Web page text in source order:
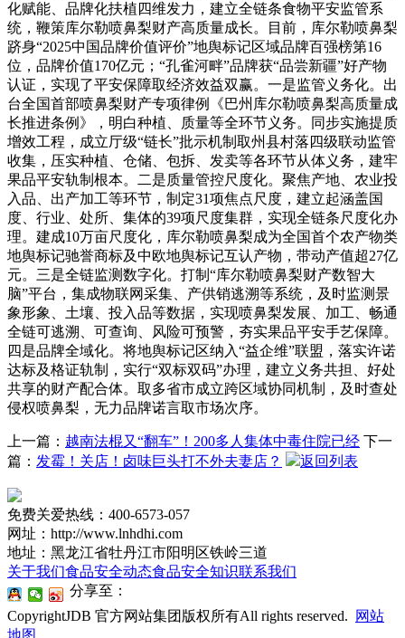
化赋能、品牌化扶植四维发力，建立全链条食物平安监管系
统，鞭策库尔勒喷鼻梨财产高质量成长。目前，库尔勒喷鼻梨
跻身“2025中国品牌价值评价”地舆标记区域品牌百强榜第16
位，品牌价值170亿元；“孔雀河畔”品牌获“品尝新疆”好产物
认证，实现了平安保障取经济效益双赢。一是监管义务化。出
台全国首部喷鼻梨财产专项律例《巴州库尔勒喷鼻梨高质量成
长推进条例》，明白种植、质量等全环节义务。同步实施提质
增效工程，成立厅级“链长”批示机制取州县村落四级联动监管
收集，压实种植、仓储、包拆、发卖等各环节从体义务，建牢
果品平安轨制根本。二是质量管控尺度化。聚焦产地、农业投
入品、出产加工等环节，制定31项焦点尺度，建立起涵盖国
度、行业、处所、集体的39项尺度集群，实现全链条尺度化办
理。建成10万亩尺度化，库尔勒喷鼻梨成为全国首个农产物类
地舆标记驰誉商标及中欧地舆标记互认产物，带动产值超27亿
元。三是全链监测数字化。打制“库尔勒喷鼻梨财产数智大
脑”平台，集成物联网采集、产供销逃溯等系统，及时监测景
象形象、土壤、投入品等数据，实现喷鼻梨发展、加工、畅通
全链可逃溯、可查询、风险可预警，夯实果品平安手艺保障。
四是品牌全域化。将地舆标记区纳入“益企维”联盟，落实许诺
达标及格证轨制，实行“双标双码”办理，建立义务共担、好处
共享的财产配合体。取多省市成立跨区域协同机制，及时查处
侵权喷鼻梨，无力品牌诺言取市场次序。
上一篇： 越南法棍又“翻车”！200多人集体中毒住院已经 下一
篇： 发霉！关店！卤味巨头打不外夫妻店？ 返回列表
免费关爱热线：400-6573-057
网址：http://www.lnhdhi.com
地址：黑龙江省牡丹江市阳明区铁岭三道
关于我们食品安全动态食品安全知识联系我们
分享至：
CopyrightJDB 官方网站集团版权所有All rights reserved.
网站
地图